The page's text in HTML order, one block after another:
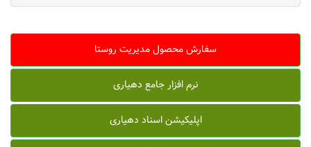
سفارش محصول مدیریت روستا
نرم افزار جامع دهیاری
اپلیکیشن اسناد دهیاری